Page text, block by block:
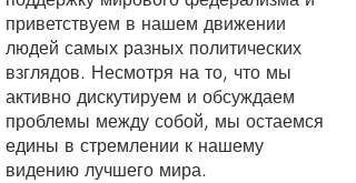
приветствуем в нашем движении
людей самых разных политических
взглядов. Несмотря на то, что мы
активно дискутируем и обсуждаем
проблемы между собой, мы остаемся
едины в стремлении к нашему
видению лучшего мира.